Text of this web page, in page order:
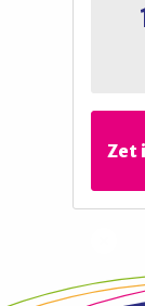
Zet